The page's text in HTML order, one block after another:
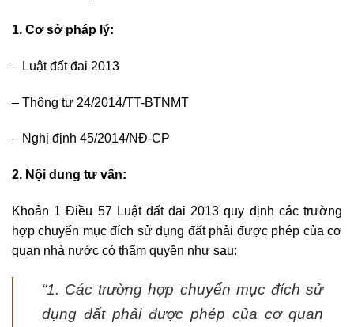
1. Cơ sở pháp lý:
– Luật đất đai 2013
– Thông tư 24/2014/TT-BTNMT
– Nghị định 45/2014/NĐ-CP
2. Nội dung tư vấn:
Khoản 1 Điều 57 Luật đất đai 2013 quy định các trường
hợp chuyển mục đích sử dụng đất phải được phép của cơ
quan nhà nước có thẩm quyền như sau:
“1. Các trường hợp chuyển mục đích sử
dụng đất phải được phép của cơ quan